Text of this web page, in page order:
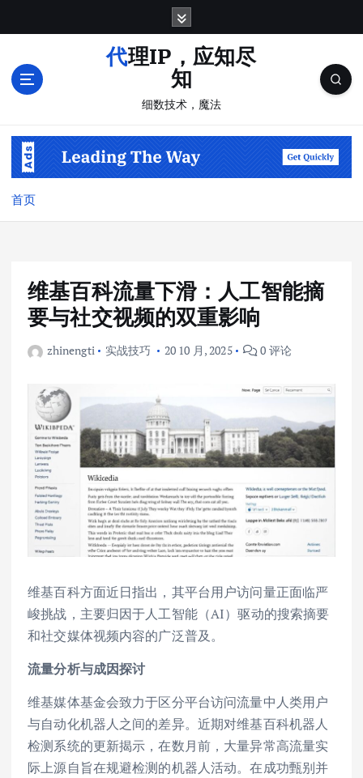
代理IP，应知尽
知
细数技术，魔法
首页
维基百科流量下滑：人工智能摘
要与社交视频的双重影响
zhinengti 实战技巧 20 10 月, 2025 0 评论
维基百科方面近日指出，其平台用户访问量正面临严
峻挑战，主要归因于人工智能（AI）驱动的搜索摘要
和社交媒体视频内容的广泛普及。
流量分析与成因探讨
维基媒体基金会致力于区分平台访问流量中人类用户
与自动化机器人之间的差异。近期对维基百科机器人
检测系统的更新揭示，在数月前，大量异常高流量实
际上源自旨在规避检测的机器人活动。在成功甄别并